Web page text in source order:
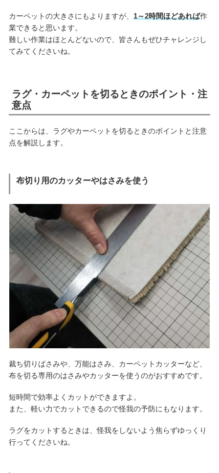
カーペットの大きさにもよりますが、 1～2時間ほどあれば作
業できると思います。
難しい作業はほとんどないので、皆さんもぜひチャレンジし
てみてくださいね。
ラグ・カーペットを切るときのポイント・注
意点
ここからは、ラグやカーペットを切るときのポイントと注意
点を解説します。
布切り用のカッターやはさみを使う
裁ち切りばさみや、万能はさみ、カーペットカッターなど、
布を切る専用のはさみやカッターを使うのがおすすめです。
短時間で効率よくカットができますよ。
また、軽い力でカットできるので怪我の予防にもなります。
ラグをカットするときは、怪我をしないよう焦らずゆっくり
行ってくださいね。